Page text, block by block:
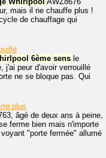
mais il ne chauffe plus !
de chauffage qui
6ème sens le
j'ai peur d'avoir verrouillé
ne se bloque pas. Qui
plus
âgé de deux ans à peine,
ferme bien mais n'importe
"porte fermée" allumé